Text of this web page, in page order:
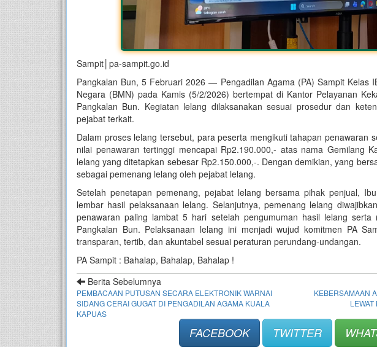
Sampit│pa-sampit.go.id
Pangkalan Bun, 5 Februari 2026 — Pengadilan Agama (PA) Sampit Kelas
Negara (BMN) pada Kamis (5/2/2026) bertempat di Kantor Pelayanan
Pangkalan Bun. Kegiatan lelang dilaksanakan sesuai prosedur dan
pejabat terkait.
Dalam proses lelang tersebut, para peserta mengikuti tahapan penawaran
nilai penawaran tertinggi mencapai Rp2.190.000,- atas nama Gemilang
lelang yang ditetapkan sebesar Rp2.150.000,-. Dengan demikian, yang
sebagai pemenang lelang oleh pejabat lelang.
Setelah penetapan pemenang, pejabat lelang bersama pihak penjual,
lembar hasil pelaksanaan lelang. Selanjutnya, pemenang lelang
penawaran paling lambat 5 hari setelah pengumuman hasil lelang serta
Pangkalan Bun. Pelaksanaan lelang ini menjadi wujud komitmen PA
transparan, tertib, dan akuntabel sesuai peraturan perundang-undangan.
PA Sampit : Bahalap, Bahalap, Bahalap !
Berita Sebelumnya
PEMBACAAN PUTUSAN SECARA ELEKTRONIK WARNAI
SIDANG CERAI GUGAT DI PENGADILAN AGAMA KUALA
KAPUAS
KEBERSAMAAN
FACEBOOK TWITTER